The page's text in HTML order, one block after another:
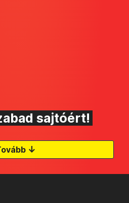
sajtóért!
↓